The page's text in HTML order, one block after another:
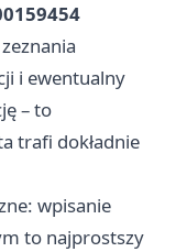
i ewentualny
– to
trafi dokładnie
wpisanie
to najprostszy